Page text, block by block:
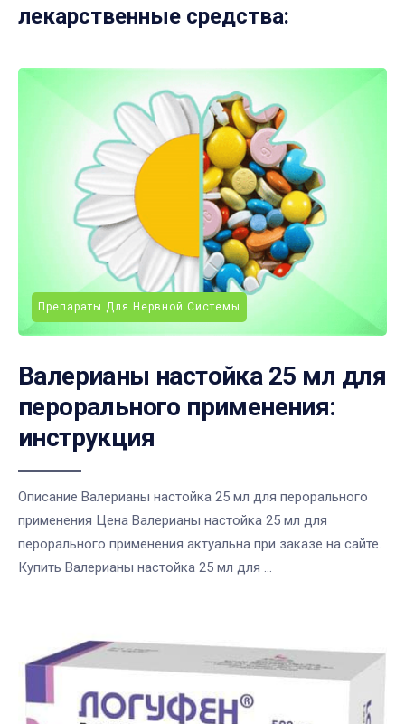
лекарственные средства:
Препараты Для Нервной Системы
Валерианы настойка 25 мл для
перорального применения:
инструкция
Описание Валерианы настойка 25 мл для перорального
применения Цена Валерианы настойка 25 мл для
перорального применения актуальна при заказе на сайте.
Купить Валерианы настойка 25 мл для ...